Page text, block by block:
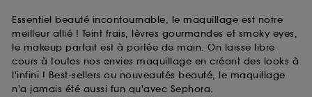
Essentiel beauté incontournable, le maquillage est notre
meilleur allié ! Teint frais, lèvres gourmandes et smoky eyes,
le makeup parfait est à portée de main. On laisse libre
cours à toutes nos envies maquillage en créant des looks à
l'infini ! Best-sellers ou nouveautés beauté, le maquillage
n'a jamais été aussi fun qu'avec Sephora.